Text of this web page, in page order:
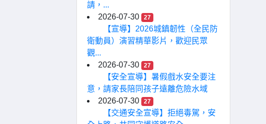
請，...
2026-07-30
27
【宣導】2026城鎮韌性（全民防
衛動員）演習精華影片，歡迎民眾
觀...
2026-07-30
27
【安全宣導】暑假戲水安全要注
意，請家長陪同孩子遠離危險水域
2026-07-30
27
【交通安全宣導】拒絕毒駕，安